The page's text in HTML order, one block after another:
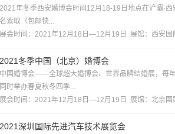
2021年冬季西安婚博会时间12月18-19日地点在浐灞·
名索取（包邮快...
展会时间：2021年12月18日—12月19日 展馆： 西安国
2021冬季中国（北京）婚博会
中国婚博会——全球超大婚博会、世界品牌结婚展，每
同时举办春夏秋冬四季...
展会时间：2021年12月18日—12月19日 展馆： 北京国
2021深圳国际先进汽车技术展览会